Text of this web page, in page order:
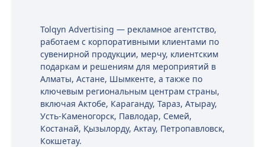
Tolqyn Advertising — рекламное агентство,
работаем с корпоративными клиентами по
сувенирной продукции, мерчу, клиентским
подаркам и решениям для мероприятий в
Алматы, Астане, Шымкенте, а также по
ключевым региональным центрам страны,
включая Актобе, Караганду, Тараз, Атырау,
Усть-Каменогорск, Павлодар, Семей,
Костанай, Қызылорду, Актау, Петропавловск,
Кокшетау.